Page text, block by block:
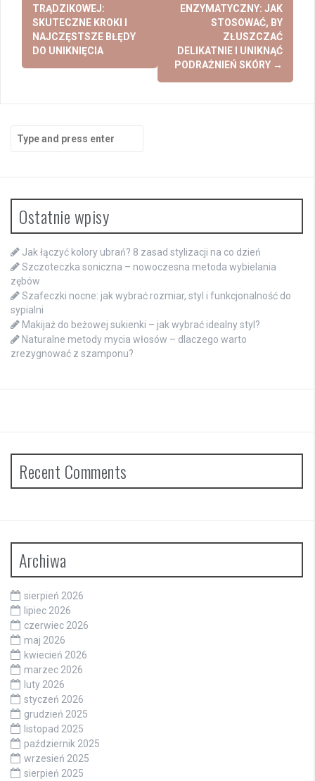
navigation
TRĄDZIKOWEJ:
SKUTECZNE KROKI I
NAJCZĘSTSZE BŁĘDY
DO UNIKNIĘCIA
ENZYMATYCZNY: JAK
STOSOWAĆ, BY
ZŁUSZCZAĆ
DELIKATNIE I UNIKNĄĆ
PODRAŻNIEŃ SKÓRY →
for:
Ostatnie wpisy
Jak łączyć kolory ubrań? 8 zasad stylizacji na co dzień
Szczoteczka soniczna – nowoczesna metoda wybielania
zębów
Szafeczki nocne: jak wybrać rozmiar, styl i funkcjonalność do
sypialni
Makijaż do beżowej sukienki – jak wybrać idealny styl?
Naturalne metody mycia włosów – dlaczego warto
zrezygnować z szamponu?
Recent Comments
Archiwa
sierpień 2026
lipiec 2026
czerwiec 2026
maj 2026
kwiecień 2026
marzec 2026
luty 2026
styczeń 2026
grudzień 2025
listopad 2025
październik 2025
wrzesień 2025
sierpień 2025